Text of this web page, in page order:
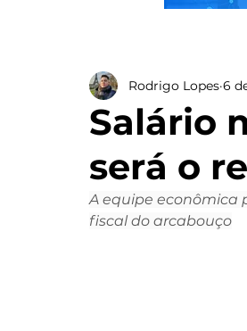
Salário
será o
Rodrigo Lopes 6
A equipe econômica
fiscal do arcabouço